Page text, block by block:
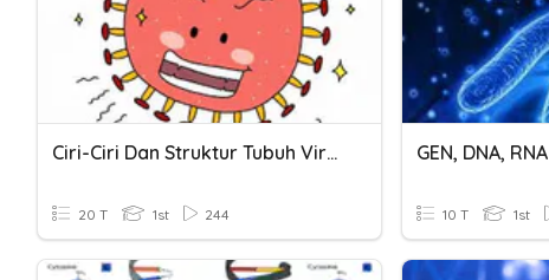
Ciri-Ciri Dan Struktur Tubuh Virus
20 T 1st 244
GEN, DNA, RNA
10 T 1st